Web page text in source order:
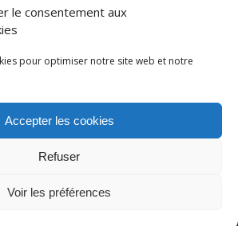
le consentement aux
pour optimiser notre site web et notre
Accepter les cookies
Refuser
Voir les préférences
À FRANCE SERVICES
© 2023 Commune de Quingey / Création -